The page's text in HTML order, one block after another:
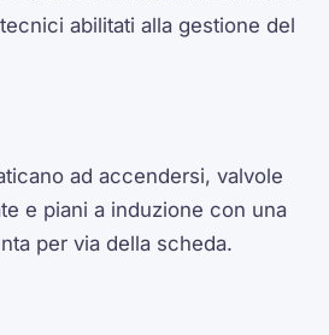
abilitati alla gestione del
ad accendersi, valvole
e piani a induzione con una
per via della scheda.